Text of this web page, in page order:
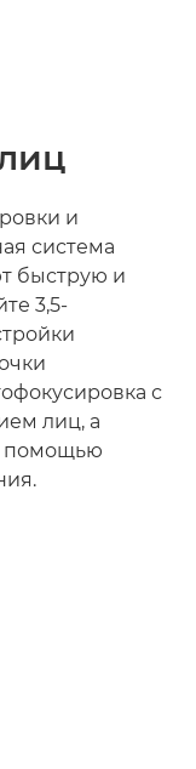
и
система
быструю и
3,5-
с
лиц, а
помощью